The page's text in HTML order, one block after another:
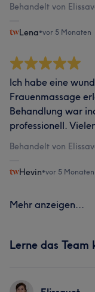
Behandelt von
Lena•vor 5 Monaten
Ich habe eine
Frauenmassage
Behandlung war
professionell.
Behandelt von
Hevin•vor 5 Monaten
Mehr anzeigen...
Lerne das Team